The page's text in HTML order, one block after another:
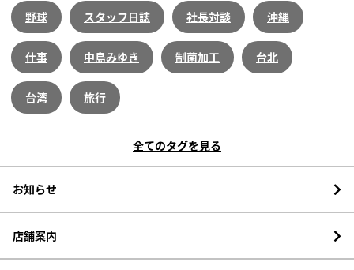
野球 スタッフ日誌 社長対談 沖縄
仕事 中島みゆき 制菌加工 台北
台湾 旅行
全てのタグを見る
お知らせ
店舗案内